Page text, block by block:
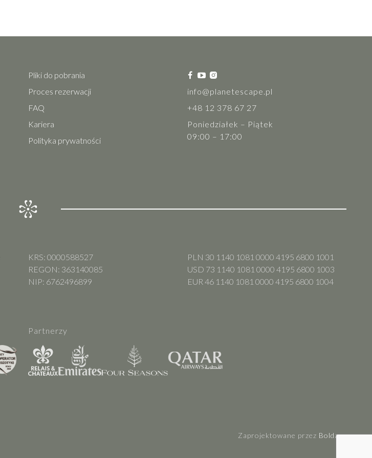
Pliki do pobrania
Proces rezerwacji
FAQ
Kariera
Polityka prywatności
info@planetescape.pl
+48 12 378 67 27
Poniedziałek – Piątek
09:00 – 17:00
KRS: 0000588527
REGON: 363140085
NIP: 6762496899
PLN 30 1140 1081 0000 4195 6800 1001
USD 73 1140 1081 0000 4195 6800 1003
EUR 46 1140 1081 0000 4195 6800 1004
Partnerzy
Zaprojektowane przez Boldare